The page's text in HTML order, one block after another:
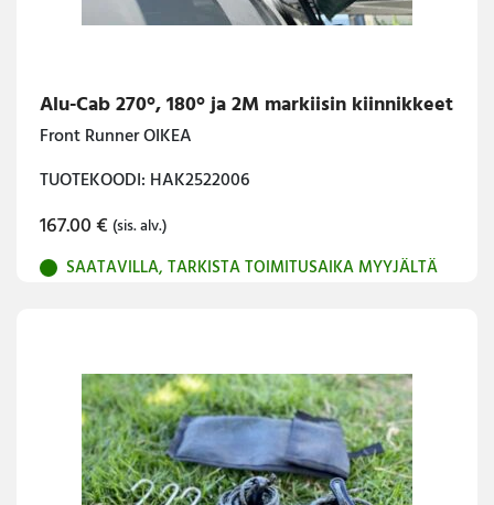
Alu-Cab 270°, 180° ja 2M markiisin kiinnikkeet
Front Runner OIKEA
TUOTEKOODI: HAK2522006
167.00€ (sis. alv.)
SAATAVILLA, TARKISTA TOIMITUSAIKA MYYJÄLTÄ